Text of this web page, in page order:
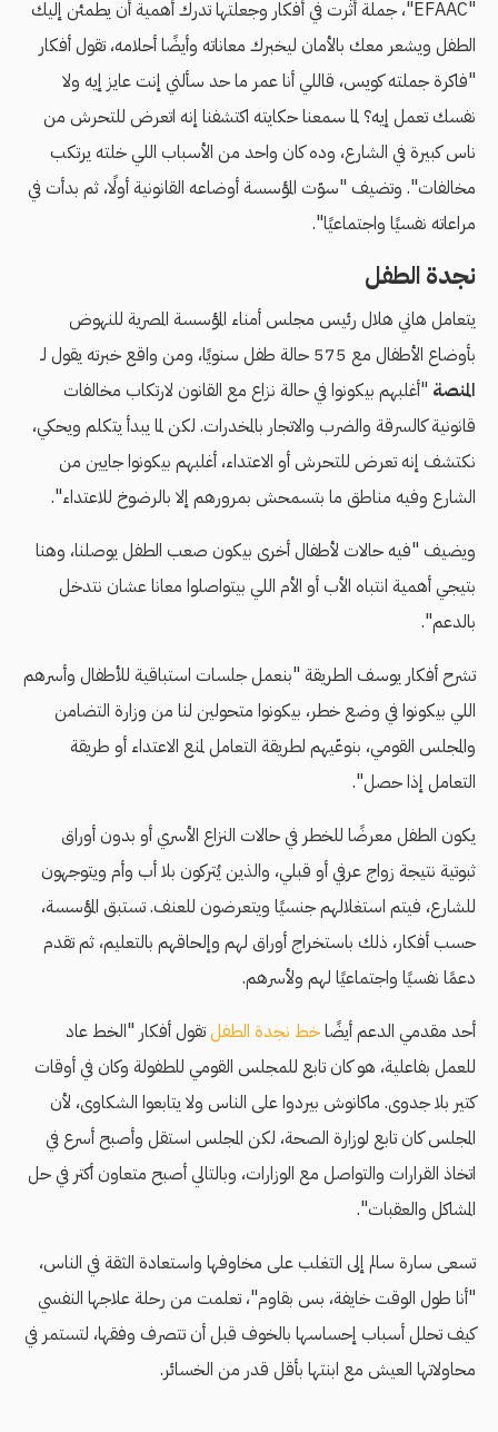
"EFAAC"، جملة أثّرت في أفكار وجعلتها تدرك أهمية أن يطمئن إليك
الطفل ويشعر معك بالأمان ليخبرك معاناته وأيضًا أحلامه، تقول أفكار
"فاكرة جملته كويس، قاللي أنا عمر ما حد سألني إنت عايز إيه ولا
نفسك تعمل إيه؟ لما سمعنا حكايته اكتشفنا إنه اتعرض للتحرش من
ناس كبيرة في الشارع، وده كان واحد من الأسباب اللي خلته يرتكب
مخالفات". وتضيف "سوّت المؤسسة أوضاعه القانونية أولًا، ثم بدأت في
مراعاته نفسيًا واجتماعيًا".
نجدة الطفل
يتعامل هاني هلال رئيس مجلس أمناء المؤسسة المصرية للنهوض
بأوضاع الأطفال مع 575 حالة طفل سنويًا، ومن واقع خبرته يقول لـ
المنصة "أغلبهم بيكونوا في حالة نزاع مع القانون لارتكاب مخالفات
قانونية كالسرقة والضرب والاتجار بالمخدرات. لكن لما يبدأ يتكلم ويحكي،
نكتشف إنه تعرض للتحرش أو الاعتداء، أغلبهم بيكونوا جايين من
الشارع وفيه مناطق ما بتسمحش بمرورهم إلا بالرضوخ للاعتداء".
ويضيف "فيه حالات لأطفال أخرى بيكون صعب الطفل يوصلنا، وهنا
بتيجي أهمية انتباه الأب أو الأم اللي بيتواصلوا معانا عشان نتدخل
بالدعم".
تشرح أفكار يوسف الطريقة "بنعمل جلسات استباقية للأطفال وأسرهم
اللي بيكونوا في وضع خطر، بيكونوا متحولين لنا من وزارة التضامن
والمجلس القومي، بنوعّيهم لطريقة التعامل لمنع الاعتداء أو طريقة
التعامل إذا حصل".
يكون الطفل معرضًا للخطر في حالات النزاع الأسري أو بدون أوراق
ثبوتية نتيجة زواج عرفي أو قبلي، والذين يُتركون بلا أب وأم ويتوجهون
للشارع، فيتم استغلالهم جنسيًا ويتعرضون للعنف. تستبق المؤسسة،
حسب أفكار، ذلك باستخراج أوراق لهم وإلحاقهم بالتعليم، ثم تقدم
دعمًا نفسيًا واجتماعيًا لهم ولأسرهم.
أحد مقدمي الدعم أيضًاخط نجدة الطفلتقول أفكار "الخط عاد
للعمل بفاعلية، هو كان تابع للمجلس القومي للطفولة وكان في أوقات
كتير بلا جدوى. ماكانوش بيردوا على الناس ولا يتابعوا الشكاوى، لأن
المجلس كان تابع لوزارة الصحة، لكن المجلس استقل وأصبح أسرع في
اتخاذ القرارات والتواصل مع الوزارات، وبالتالي أصبح متعاون أكتر في حل
المشاكل والعقبات".
تسعى سارة سالم إلى التغلب على مخاوفها واستعادة الثقة في الناس،
"أنا طول الوقت خايفة، بس بقاوم"، تعلمت من رحلة علاجها النفسي
كيف تحلل أسباب إحساسها بالخوف قبل أن تتصرف وفقها، لتستمر في
محاولاتها العيش مع ابنتها بأقل قدر من الخسائر.